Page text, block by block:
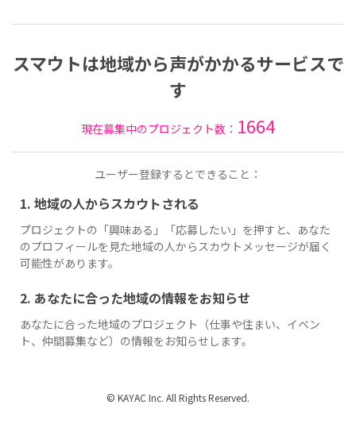
スマウトは地域から声がかかるサービスで
す
現在募集中のプロジェクト数： 1664
ユーザー登録するとできること：
1. 地域の人からスカウトされる
プロジェクトの「興味ある」「応募したい」を押すと、あなた
のプロフィールを見た地域の人からスカウトメッセージが届く
可能性があります。
2. あなたに合った地域の情報をお知らせ
あなたに合った地域のプロジェクト（仕事や住まい、イベン
ト、仲間募集など）の情報をお知らせします。
© KAYAC Inc. All Rights Reserved.